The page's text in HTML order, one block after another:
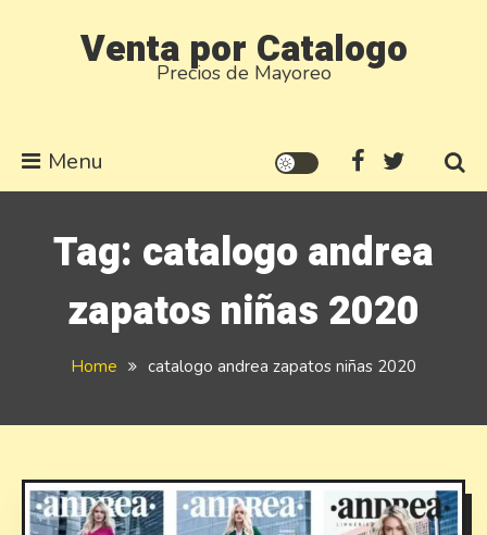
Venta por Catalogo
Precios de Mayoreo
Menu
Tag: catalogo andrea
zapatos niñas 2020
Home catalogo andrea zapatos niñas 2020